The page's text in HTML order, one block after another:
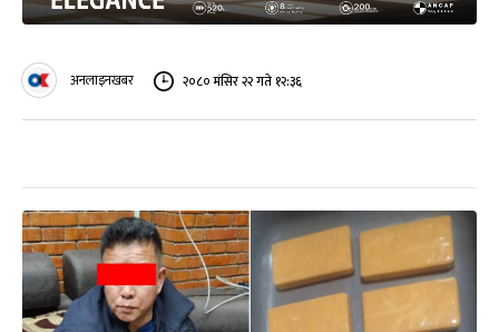
अनलाइनखबर २०८० मंसिर २२ गते १२:३६